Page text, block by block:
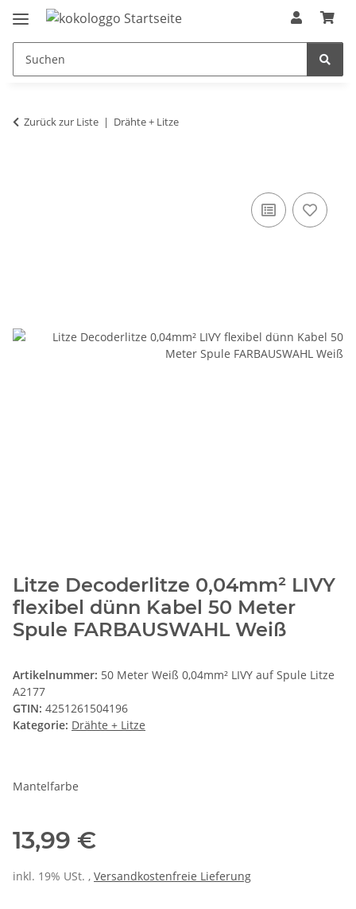
Zurück zur Liste Drähte + Litze
Litze Decoderlitze 0,04mm² LIVY
flexibel dünn Kabel 50 Meter
Spule FARBAUSWAHL Weiß
Artikelnummer: 50 Meter Weiß 0,04mm² LIVY auf Spule Litze
A2177
GTIN: 4251261504196
Kategorie: Drähte + Litze
Mantelfarbe
13,99 €
inkl. 19% USt. , Versandkostenfreie Lieferung